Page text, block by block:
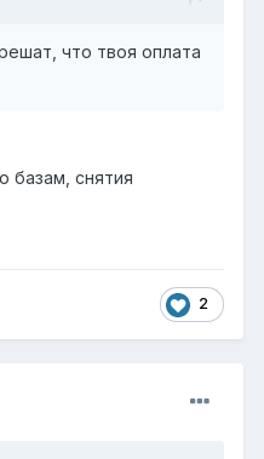
что твоя оплата
базам, снятия
2